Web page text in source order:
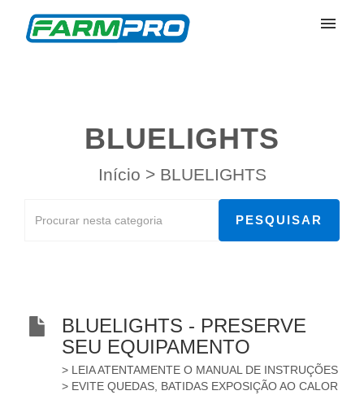
BLUELIGHTS
Início > BLUELIGHTS
BLUELIGHTS - PRESERVE
SEU EQUIPAMENTO
> LEIA ATENTAMENTE O MANUAL DE INSTRUÇÕES
> EVITE QUEDAS, BATIDAS EXPOSIÇÃO AO CALOR